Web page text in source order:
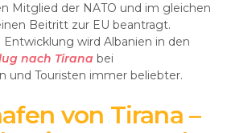
Mitglied der NATO und im gleichen
Beitritt zur EU beantragt.
wird Albanien in den
nach Tirana bei
und Touristen immer beliebter.
von Tirana –